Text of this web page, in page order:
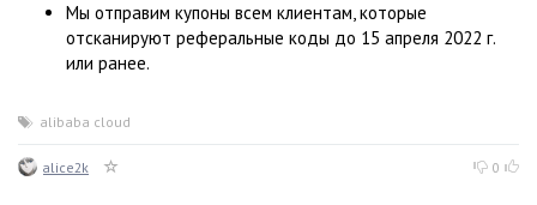
Мы отправим купоны всем клиентам, которые
отсканируют реферальные коды до 15 апреля 2022 г.
или ранее.
alibaba cloud
alice2k 0